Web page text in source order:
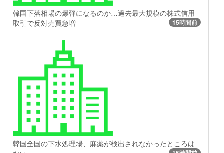
韓国下落相場の爆弾になるのか…過去最大規模の株式信用
取引で反対売買急増
15時間前
韓国全国の下水処理場、麻薬が検出されなかったところは